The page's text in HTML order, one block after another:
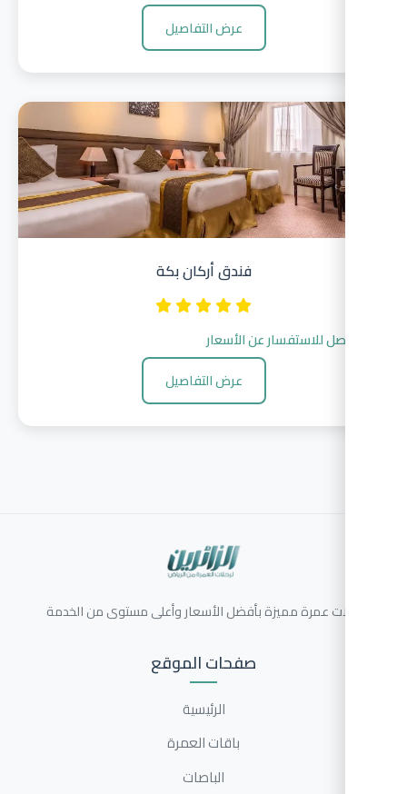
عرض التفاصيل
فندق أركان بكة
للاستفسار عن الأسعار
عرض التفاصيل
عمرة مميزة بأفضل الأسعار وأعلى مستوى من الخدمة
صفحات الموقع
باقات العمرة